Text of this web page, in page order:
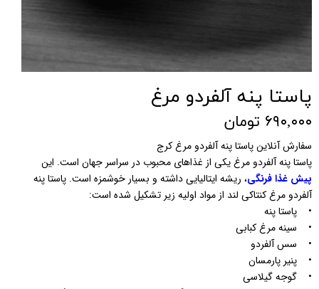
پاستا پنه آلفردو مرغ
۶۹۰,۰۰۰ تومان
سفارش آنلاین پاستا پنه آلفردو مرغ کرج
پاستا پنه آلفردو مرغ یکی از غذاهای محبوب در سراسر جهان است. این
پیش غذا فرنگی، ریشه ایتالیایی داشته و بسیار خوشمزه است. پاستا پنه
آلفردو مرغ کنتاکی لند از مواد اولیه زیر تشکیل شده است:
• پاستا پنه
• سینه مرغ کبابی
• سس آلفردو
• پنیر پارمسان
• گوجه گیلاسی